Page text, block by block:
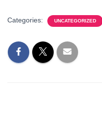
Categories: UNCATEGORIZED